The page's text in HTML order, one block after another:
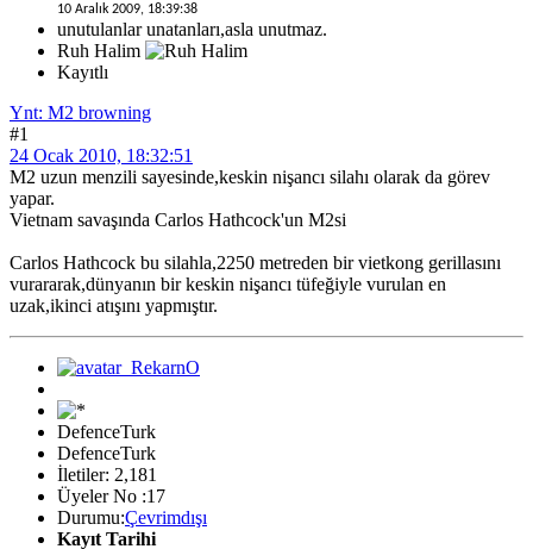
10 Aralık 2009, 18:39:38
unutulanlar unatanları,asla unutmaz.
Ruh Halim
Kayıtlı
Ynt: M2 browning
#1
24 Ocak 2010, 18:32:51
M2 uzun menzili sayesinde,keskin nişancı silahı olarak da görev
yapar.
Vietnam savaşında Carlos Hathcock'un M2si
Carlos Hathcock bu silahla,2250 metreden bir vietkong gerillasını
vurararak,dünyanın bir keskin nişancı tüfeğiyle vurulan en
uzak,ikinci atışını yapmıştır.
DefenceTurk
DefenceTurk
İletiler: 2,181
Üyeler No :17
Durumu:Çevrimdışı
Kayıt Tarihi